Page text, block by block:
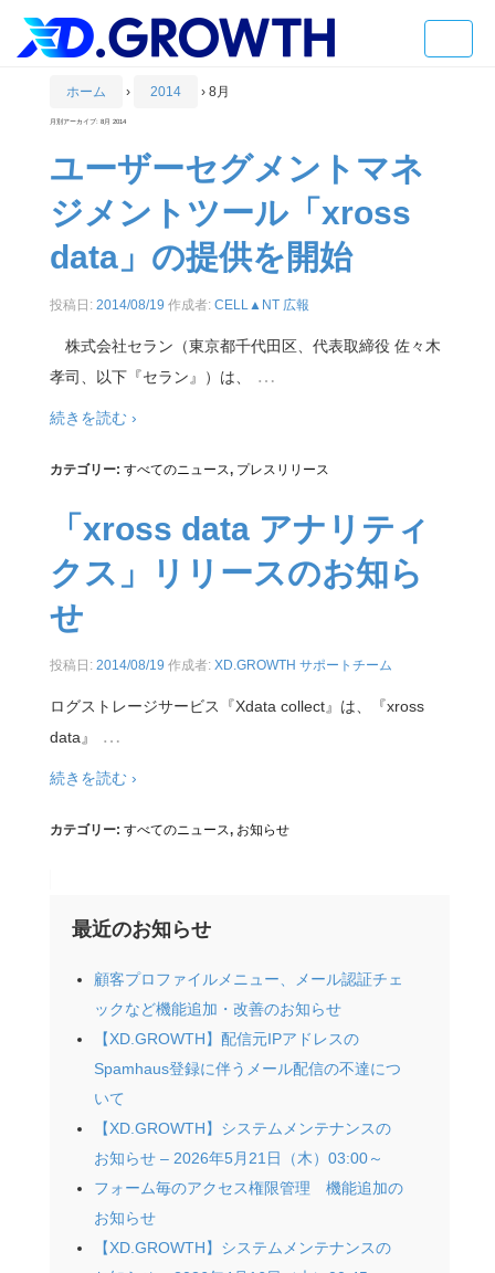
ホーム › 2014 › 8月
月別アーカイブ: 8月 2014
ユーザーセグメントマネ
ジメントツール「xross
data」の提供を開始
投稿日: 2014/08/19 作成者: CELL▲NT 広報
株式会社セラン（東京都千代田区、代表取締役 佐々木
孝司、以下『セラン』）は、
…
続きを読む ›
カテゴリー: すべてのニュース, プレスリリース
「xross data アナリティ
クス」リリースのお知ら
せ
投稿日: 2014/08/19 作成者: XD.GROWTH サポートチーム
ログストレージサービス『Xdata collect』は、『xross
data』
…
続きを読む ›
カテゴリー: すべてのニュース, お知らせ
最近のお知らせ
顧客プロファイルメニュー、メール認証チェ
ックなど機能追加・改善のお知らせ
【XD.GROWTH】配信元IPアドレスの
Spamhaus登録に伴うメール配信の不達につ
いて
【XD.GROWTH】システムメンテナンスの
お知らせ – 2026年5月21日（木）03:00～
フォーム毎のアクセス権限管理 機能追加の
お知らせ
【XD.GROWTH】システムメンテナンスの